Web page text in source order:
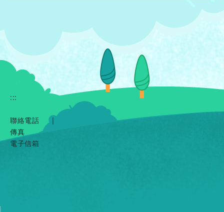
:::
聯絡電話
|
傳真
電子信箱